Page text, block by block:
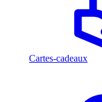
Cartes-cadeaux